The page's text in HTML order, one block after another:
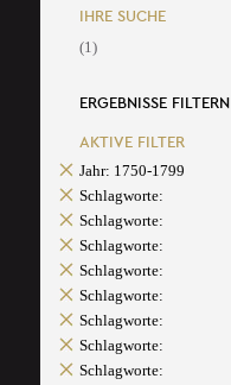
IHRE SUCHE
(1)
ERGEBNISSE FILTERN
AKTIVE FILTER
Jahr: 1750-1799
Schlagworte:
Schlagworte:
Schlagworte:
Schlagworte:
Schlagworte:
Schlagworte:
Schlagworte:
Schlagworte: